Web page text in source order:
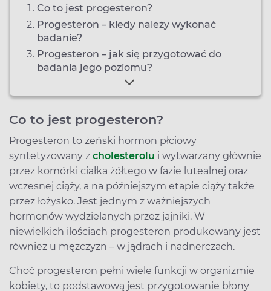
Co to jest progesteron?
Progesteron – kiedy należy wykonać
badanie?
Progesteron – jak się przygotować do
badania jego poziomu?
Co to jest progesteron?
Progesteron to żeński hormon płciowy
syntetyzowany z cholesterolu i wytwarzany głównie
przez komórki ciałka żółtego w fazie lutealnej oraz
wczesnej ciąży, a na późniejszym etapie ciąży także
przez łożysko. Jest jednym z ważniejszych
hormonów wydzielanych przez jajniki. W
niewielkich ilościach progesteron produkowany jest
również u mężczyzn – w jądrach i nadnerczach.
Choć progesteron pełni wiele funkcji w organizmie
kobiety, to podstawową jest przygotowanie błony